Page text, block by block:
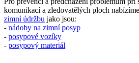
komunikací a zledovatělých ploch
zimní údržbu jako jsou:
- nádoby na zimní posyp
- posypové vozíky
- posypový materiál